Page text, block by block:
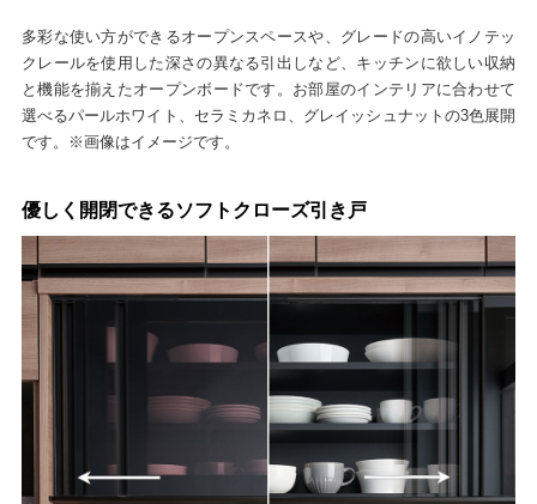
多彩な使い方ができるオープンスペースや、グレードの高いイノテッ
クレールを使用した深さの異なる引出しなど、キッチンに欲しい収納
と機能を揃えたオープンボードです。お部屋のインテリアに合わせて
選べるパールホワイト、セラミカネロ、グレイッシュナットの3色展開
です。※画像はイメージです。
優しく開閉できるソフトクローズ引き戸